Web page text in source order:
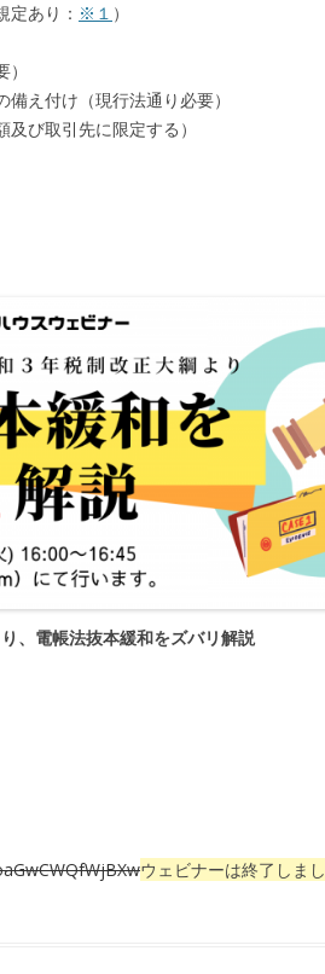
あり： ※１ ）
え付け（現行法通り必要）
び取引先に限定する）
、電帳法抜本緩和をズバリ解説
ウェビナーは終了しまし